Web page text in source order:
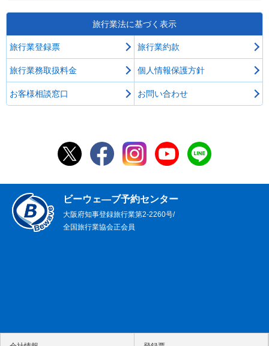
テーマパーク
歴史の旅
お客様サポート
ビーウェーブの想い
旅行業法に基づく表示
旅行業登録票 旅行業約款
旅行業務取扱料金 個人情報保護方針
お客様相談窓口 お問い合わせ
ビーウェ―ブ予約センター
大阪府知事登録旅行業第2-2260号/
全国旅行業協会正会員